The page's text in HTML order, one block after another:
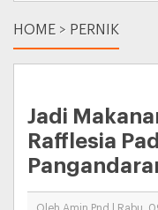
HOME > PERNIK
Jadi
Rafflesia